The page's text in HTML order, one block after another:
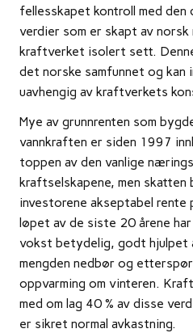
fellesskapet kontroll med den
verdier som er skapt av norsk
kraftverket isolert sett.
det norske samfunnet og kan
uavhengig av kraftverkets
Mye av grunnrenten som
vannkraften er siden 1997
toppen av den vanlige
kraftselskapene, men
investorene akseptabel rente
løpet av de siste 20 årene
vokst betydelig, godt hjulpet
mengden nedbør og
oppvarming om vinteren.
med om lag 40 % av disse
er sikret normal avkastning.